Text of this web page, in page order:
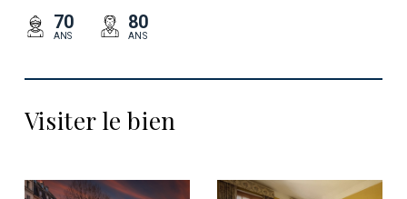
70
ANS
80
ANS
Visiter le bien